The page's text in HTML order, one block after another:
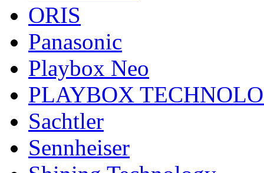
ORIS
Panasonic
Playbox Neo
PLAYBOX
Sachtler
Sennheiser